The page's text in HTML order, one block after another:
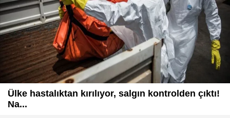
Ülke hastalıktan kırılıyor, salgın kontrolden çıktı!
Na...